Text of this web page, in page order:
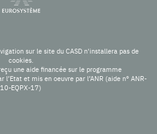
sur le site du CASD n'installera pas de
cookies.
une aide financée sur le programme
l’Etat et mis en oeuvre par l’ANR (aide n° ANR-
10-EQPX-17)